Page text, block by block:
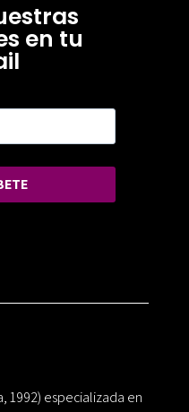
en tu
1992) especializada en